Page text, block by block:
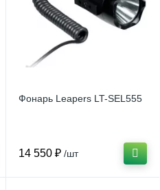
Фонарь Leapers LT-SEL555
14 550 ₽ /шт